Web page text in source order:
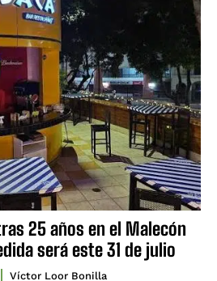
25 años en el Malecón
será este 31 de julio
Víctor Loor Bonilla